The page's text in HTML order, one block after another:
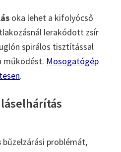
oka lehet a kifolyócső
lerakódott zsír
spirálos tisztítással
működést. Mosogatógép
.
bűzelzárási problémát,